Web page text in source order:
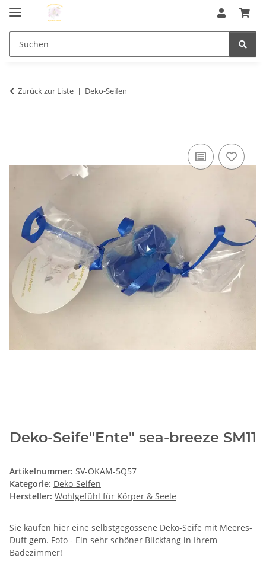
Zurück zur Liste Deko-Seifen
Deko-Seife"Ente" sea-breeze SM11
Artikelnummer: SV-OKAM-5Q57
Kategorie: Deko-Seifen
Hersteller: Wohlgefühl für Körper & Seele
Sie kaufen hier eine selbstgegossene Deko-Seife mit Meeres-
Duft gem. Foto - Ein sehr schöner Blickfang in Ihrem
Badezimmer!